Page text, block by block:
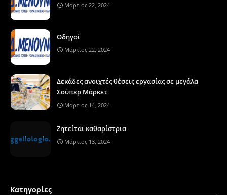
Μάρτιος 22, 2024
Οδηγοί
Μάρτιος 22, 2024
Δεκάδες ανοιχτές θέσεις εργασίας σε μεγάλα
Σούπερ Μάρκετ
Μάρτιος 14, 2024
Ζητείται καθαρίστρια
Μάρτιος 13, 2024
Κατηγορίες